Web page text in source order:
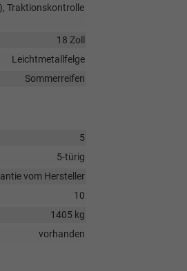
Traktionskontrolle
18 Zoll
Leichtmetallfelge
Sommerreifen
5
5-türig
vom Hersteller
10
1405 kg
vorhanden